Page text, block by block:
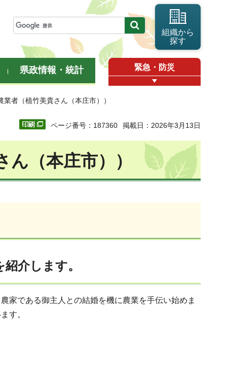
組織から
探す
県政情報・統計 緊急・防災
者（植竹美貴さん（本庄市））
ページ番号：187360 掲載日：2026年3月13日
（本庄市））
介します。
である御主人との結婚を機に農業を手伝い始めま
す。